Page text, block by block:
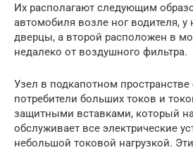
Их располагают следующим
автомобиля возле ног водителя,
дверцы, а второй расположен в
недалеко от воздушного фильтра.
Узел в подкапотном
потребители больших токов и
защитными вставками, который
обслуживает все электрические
небольшой токовой нагрузкой.